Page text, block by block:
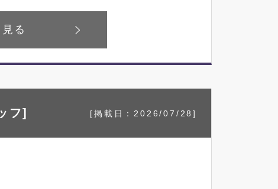
る
フ] [掲載日：2026/07/28]